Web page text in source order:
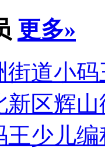
更多»
街道小
新区辉
王少儿